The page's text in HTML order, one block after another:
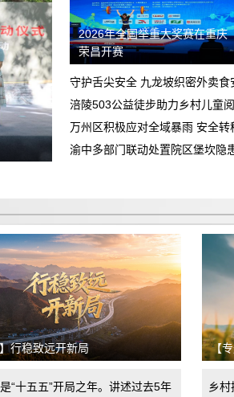
高德平台乱扣钱，乱封号
关于飞行帮（北京）航空服务有限公司退
费纠纷的投诉
广汽丰田车没有提到，诉求退定金及相关
合理合法费用
退还2199元订金
重庆智鑫沅汽车销售有限公司，不下贷
款，强制加五千元全款购车，不退定金。
诱导消费不退定金
买车和销售说的价格是包含保险，合同没
有写包保险保险强制在他们店里购买低开
发票金额
不退定金
金。
2026年全国举重大奖赛在重庆
荣昌开赛
守护舌尖安全 九龙坡织密外卖食
涪陵503公益徒步助力乡村儿童
万州区积极应对全域暴雨 安全转
渝中多部门联动处置院区堡坎隐
行稳致远开新局
“十五五”开局之年。讲述过去5年
【
乡村